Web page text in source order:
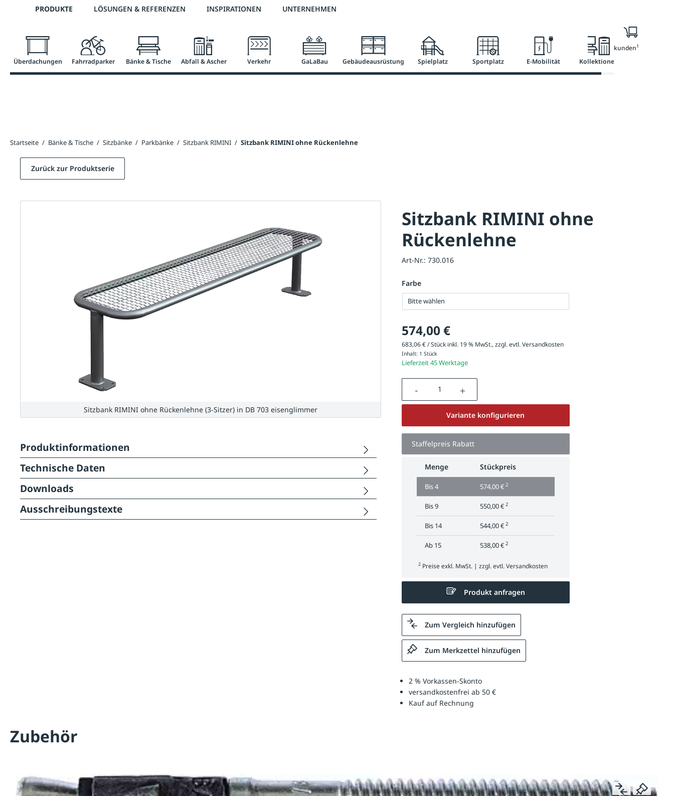
Zur Hauptnavigation springen
Telefon: 0800 / 100 49 02 2 % Vorkassen-Skonto versandkostenfrei ab 50 €
PRODUKTE LÖSUNGEN & REFERENZEN INSPIRATIONEN UNTERNEHMEN
Überdachungen Fahrradparker Bänke & Tische Abfall & Ascher Verkehr GaLaBau Gebäudeausrüstung Spielplatz Sportplatz E-Mobilität Kollektionen
Nur für Geschäftskunden1
Startseite / Bänke & Tische / Sitzbänke / Parkbänke / Sitzbank RIMINI / Sitzbank RIMINI ohne Rückenlehne
Sitzbank RIMINI ohne
Rückenlehne
Art-Nr.: 730.016
Farbe
Bitte wählen
574,00 €
683,06 € / Stück inkl. 19 % MwSt., zzgl. evtl.Versandkosten
Inhalt: 1 Stück
Lieferzeit 45 Werktage
Produkt Anzahl: Gib den gewünschten Wert ein oder
Variante konfigurieren
Staffelpreis Rabatt
Menge Stückpreis
Bis4 574,00 € 2
Bis9 550,00 € 2
Bis 14 544,00 € 2
Ab 15 538,00 € 2
2Preise exkl. MwSt. | zzgl. evtl.Versandkosten
Produkt anfragen
Zum Vergleich hinzufügen
Zum Merkzettel hinzufügen
2 % Vorkassen-Skonto
versandkostenfrei ab 50 €
Kauf auf Rechnung
Zurück zur Produktserie
Sitzbank RIMINI ohne Rückenlehne (3-Sitzer) in DB 703 eisenglimmer
Produktinformationen
Technische Daten
Downloads
Ausschreibungstexte
Zubehör